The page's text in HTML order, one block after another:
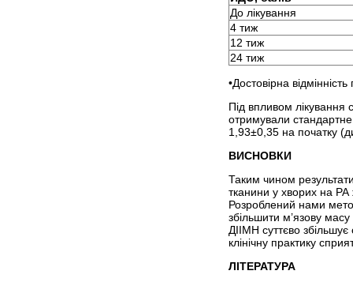
До лікування
4 тиж
12 тиж
24 тиж
•Достовірна
Під впливом лікування
отримували
1,93±0,35 на початку
ВИСНОВКИ
Таким чином
тканини у хворих на РА
Розроблений нами
збільшити м’язову
ДІІМН суттєво
клінічну практику
ЛІТЕРАТУРА